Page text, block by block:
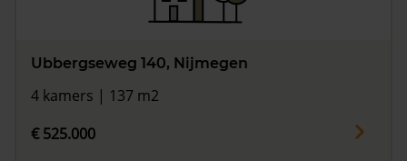
Ubbergseweg 140, Nijmegen
4 kamers | 137 m2
€ 525.000